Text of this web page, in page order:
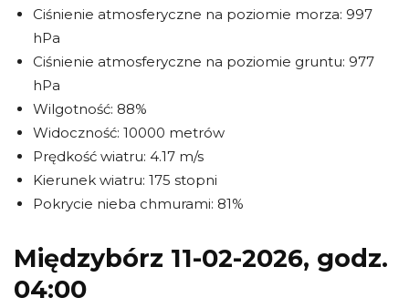
Ciśnienie atmosferyczne na poziomie morza: 997
hPa
Ciśnienie atmosferyczne na poziomie gruntu: 977
hPa
Wilgotność: 88%
Widoczność: 10000 metrów
Prędkość wiatru: 4.17 m/s
Kierunek wiatru: 175 stopni
Pokrycie nieba chmurami: 81%
Międzybórz 11-02-2026, godz.
04:00